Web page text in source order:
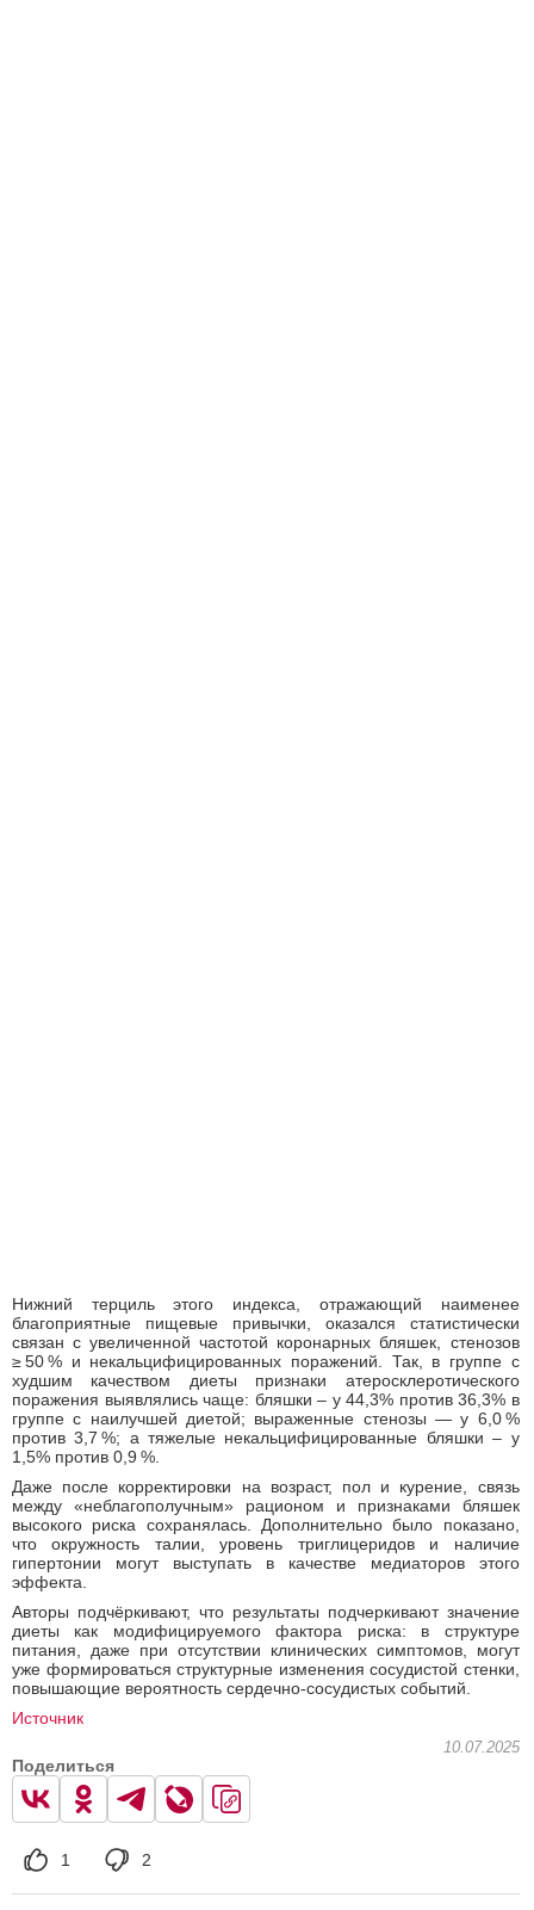
Нижний терциль этого индекса, отражающий наименее
благоприятные пищевые привычки, оказался статистически
связан с увеличенной частотой коронарных бляшек, стенозов
≥ 50 % и некальцифицированных поражений. Так, в группе с
худшим качеством диеты признаки атеросклеротического
поражения выявлялись чаще: бляшки – у 44,3% против 36,3% в
группе с наилучшей диетой; выраженные стенозы — у 6,0 %
против 3,7 %; а тяжелые некальцифицированные бляшки – у
1,5% против 0,9 %.
Даже после корректировки на возраст, пол и курение, связь
между «неблагополучным» рационом и признаками бляшек
высокого риска сохранялась. Дополнительно было показано,
что окружность талии, уровень триглицеридов и наличие
гипертонии могут выступать в качестве медиаторов этого
эффекта.
Авторы подчёркивают, что результаты подчеркивают значение
диеты как модифицируемого фактора риска: в структуре
питания, даже при отсутствии клинических симптомов, могут
уже формироваться структурные изменения сосудистой стенки,
повышающие вероятность сердечно-сосудистых событий.
Источник
10.07.2025
Поделиться
1 2